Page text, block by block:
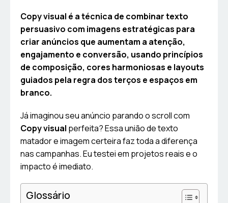
Copy visual é a técnica de combinar texto
persuasivo com imagens estratégicas para
criar anúncios que aumentam a atenção,
engajamento e conversão, usando princípios
de composição, cores harmoniosas e layouts
guiados pela regra dos terços e espaços em
branco.
Já imaginou seu anúncio parando o scroll com
Copy visual perfeita? Essa união de texto
matador e imagem certeira faz toda a diferença
nas campanhas. Eu testei em projetos reais e o
impacto é imediato.
Glossário